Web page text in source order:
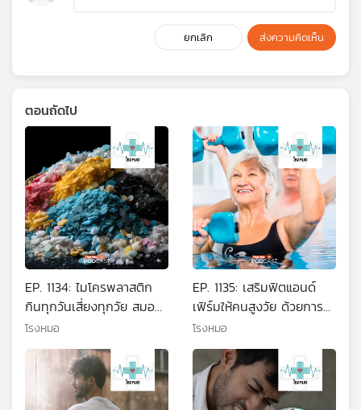
ยกเลิก ส่งความคิดเห็น
ตอนถัดไป
EP. 1134: ไมโครพลาสติก
กินทุกวันเสี่ยงทุกวัย สมอง
มะเร็ง และภูมิคุ้มกัน
โรงหมอ
EP. 1135: เสริมฟิตแอนด์
เฟิร์มให้คนสูงวัย ด้วยการ
ออกกำลังกายในน้ำ
โรงหมอ